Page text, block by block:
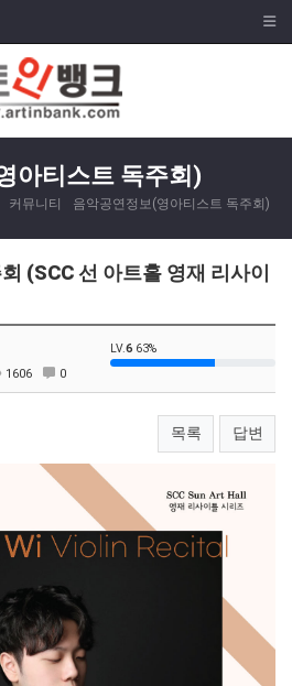
아티스트 독주회)
커뮤니티 음악공연정보(영아티스트 독주회)
(SCC 선 아트홀 영재 리사이
1606 0
LV.6 63%
목록 답변